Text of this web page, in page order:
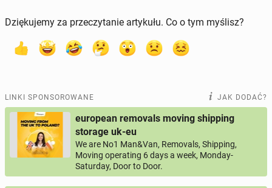
Dziękujemy za przeczytanie artykułu. Co o tym myślisz?
LINKI SPONSOROWANE JAK DODAĆ?
european removals moving shipping
storage uk-eu
We are No1 Man&Van, Removals, Shipping,
Moving operating 6 days a week, Monday-
Saturday, Door to Door.